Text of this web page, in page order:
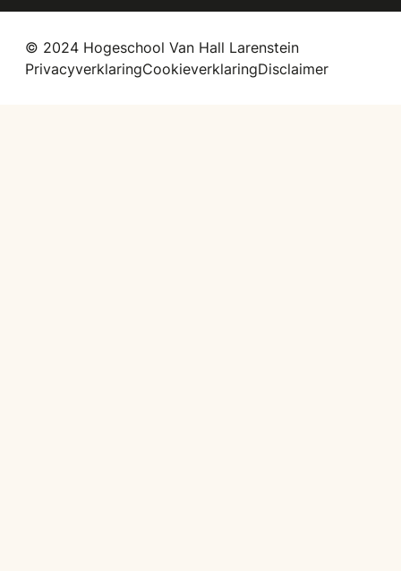
© 2024 Hogeschool Van Hall Larenstein
PrivacyverklaringCookieverklaringDisclaimer